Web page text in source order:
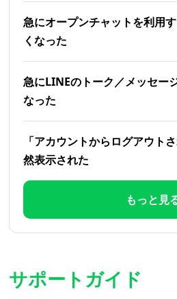
急にオープンチャットを利用
くなった
急にLINEのトーク／メッセー
なった
「アカウントからログアウト
然表示された
もっと見
サポートガイド